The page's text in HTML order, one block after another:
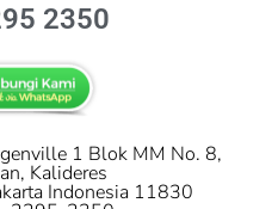
2350
1 Blok MM No. 8,
Kalideres
Indonesia 11830